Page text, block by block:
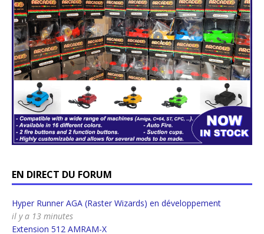
EN DIRECT DU FORUM
Hyper Runner AGA (Raster Wizards) en développement
il y a 13 minutes
Extension 512 AMRAM-X